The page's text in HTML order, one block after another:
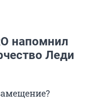
напомнил
Леди